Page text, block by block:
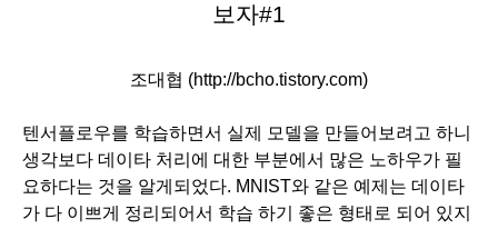
보자#1
조대협 (http://bcho.tistory.com)
텐서플로우를 학습하면서 실제 모델을 만들어보려고 하니
생각보다 데이타 처리에 대한 부분에서 많은 노하우가 필
요하다는 것을 알게되었다. MNIST와 같은 예제는 데이타
가 다 이쁘게 정리되어서 학습 하기 좋은 형태로 되어 있지